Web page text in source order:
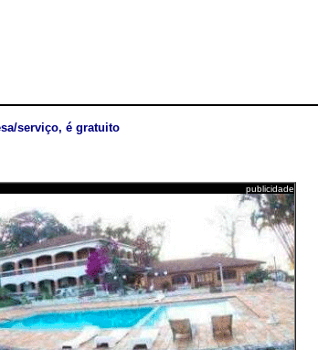
serviço, é gratuito
publicidade